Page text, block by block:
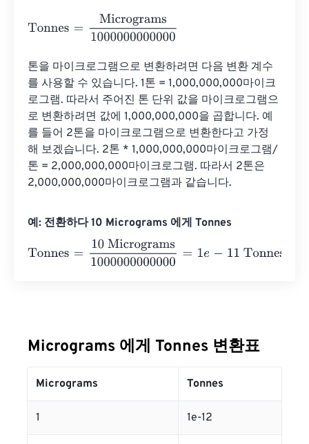
Tonnes Micrograms1000000000000
톤을 마이크로그램으로 변환하려면 다음 변환 계수
를 사용할 수 있습니다. 1톤 = 1,000,000,000마이크
로그램. 따라서 주어진 톤 단위 값을 마이크로그램으
로 변환하려면 값에 1,000,000,000을 곱합니다. 예
를 들어 2톤을 마이크로그램으로 변환한다고 가정
해 보겠습니다. 2톤 * 1,000,000,000마이크로그램/
톤 = 2,000,000,000마이크로그램. 따라서 2톤은
2,000,000,000마이크로그램과 같습니다.
예: 전환하다 10 Micrograms 에게 Tonnes
Tonnes
10 Micrograms1000000000000=1 e-11
Micrograms 에게 Tonnes 변환표
Micrograms Tonnes
1 1e-12